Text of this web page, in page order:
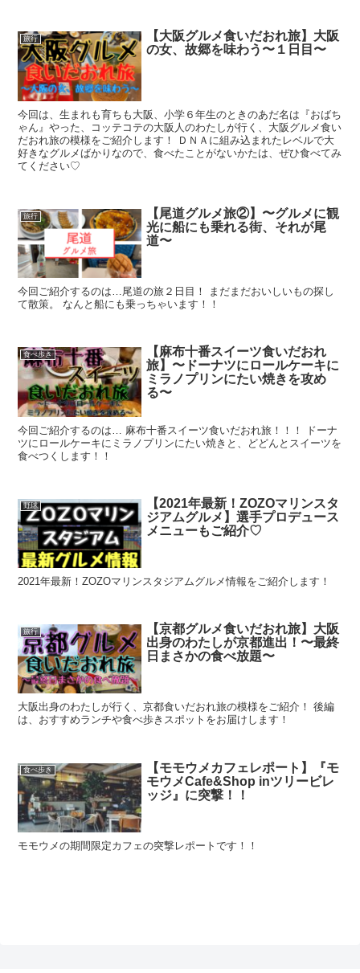
旅行
【大阪グルメ食いだおれ旅】大阪
の女、故郷を味わう〜１日目〜
今回は、生まれも育ちも大阪、小学６年生のときのあだ名は『おばち
ゃん』やった、コッテコテの大阪人のわたしが行く、大阪グルメ食い
だおれ旅の模様をご紹介します！ ＤＮＡに組み込まれたレベルで大
好きなグルメばかりなので、食べたことがないかたは、ぜひ食べてみ
てください♡
旅行
【尾道グルメ旅②】〜グルメに観
光に船にも乗れる街、それが尾
道〜
今回ご紹介するのは…尾道の旅２日目！ まだまだおいしいもの探し
て散策。 なんと船にも乗っちゃいます！！
食べ歩き
【麻布十番スイーツ食いだおれ
旅】〜ドーナツにロールケーキに
ミラノプリンにたい焼きを攻め
る〜
今回ご紹介するのは… 麻布十番スイーツ食いだおれ旅！！！ ドーナ
ツにロールケーキにミラノプリンにたい焼きと、どどんとスイーツを
食べつくします！！
野球
【2021年最新！ZOZOマリンスタ
ジアムグルメ】選手プロデュース
メニューもご紹介♡
2021年最新！ZOZOマリンスタジアムグルメ情報をご紹介します！
旅行
【京都グルメ食いだおれ旅】大阪
出身のわたしが京都進出！〜最終
日まさかの食べ放題〜
大阪出身のわたしが行く、京都食いだおれ旅の模様をご紹介！ 後編
は、おすすめランチや食べ歩きスポットをお届けします！
食べ歩き
【モモウメカフェレポート】『モ
モウメCafe&Shop inツリービレ
ッジ』に突撃！！
モモウメの期間限定カフェの突撃レポートです！！